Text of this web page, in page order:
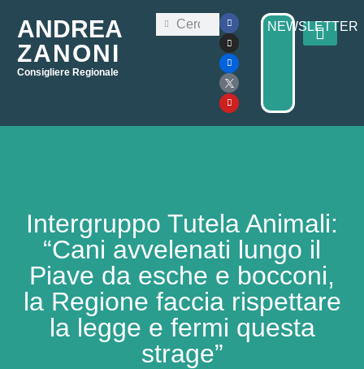
ANDREA
ZANONI
Consigliere Regionale
NEWSLETTER
Intergruppo Tutela Animali:
“Cani avvelenati lungo il
Piave da esche e bocconi,
la Regione faccia rispettare
la legge e fermi questa
strage”